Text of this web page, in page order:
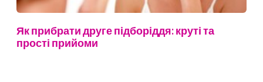
Як прибрати друге підборіддя: круті та
прості прийоми